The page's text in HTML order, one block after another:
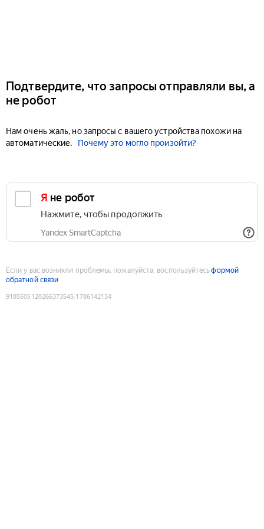
Подтвердите, что запросы отправляли вы, а
не робот
Нам очень жаль, но запросы с вашего устройства похожи на
автоматические.
Почему это могло произойти?
Я не робот
Нажмите, чтобы продолжить
Yandex SmartCaptcha
Если у вас возникли проблемы, пожалуйста, воспользуйтесьформой
обратной связи
9185505120266373545:1786142134